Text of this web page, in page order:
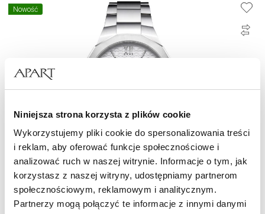
Niniejsza strona korzysta z plików cookie
Wykorzystujemy pliki cookie do spersonalizowania treści
i reklam, aby oferować funkcje społecznościowe i
analizować ruch w naszej witrynie. Informacje o tym, jak
korzystasz z naszej witryny, udostępniamy partnerom
społecznościowym, reklamowym i analitycznym.
Partnerzy mogą połączyć te informacje z innymi danymi
Nowość
Baume & Mercier Riviera